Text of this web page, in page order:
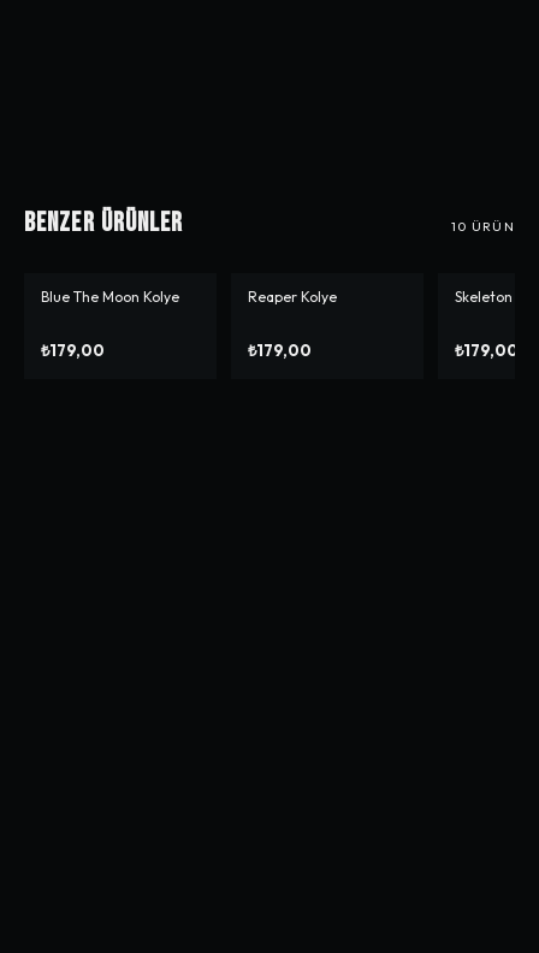
Benzer Ürünler 10 ÜRÜN
Blue The Moon Kolye
₺179,00
Reaper Kolye
₺179,00
Skeleton
₺179,00